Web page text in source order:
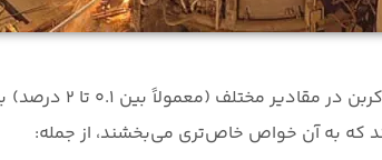
در پایه‌ای‌ترین حالت،
که به آن خواص خاص‌تری می‌بخشند، از جمله: